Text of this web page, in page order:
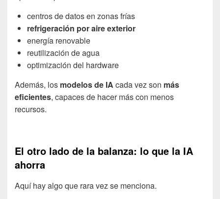
centros de datos en zonas frías
refrigeración por aire exterior
energía renovable
reutilización de agua
optimización del hardware
Además, los modelos de IA cada vez son más
eficientes, capaces de hacer más con menos
recursos.
El otro lado de la balanza: lo que la IA
ahorra
Aquí hay algo que rara vez se menciona.